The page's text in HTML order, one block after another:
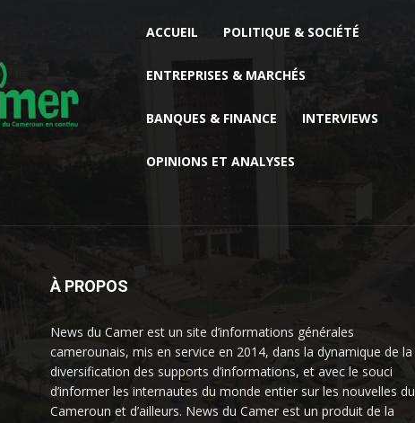
ACCUEIL POLITIQUE & SOCIÉTÉ
ENTREPRISES & MARCHÉS
BANQUES & FINANCE INTERVIEWS
OPINIONS ET ANALYSES
À PROPOS
News du Camer est un site d’informations générales
camerounais, mis en service en 2014, dans la dynamique de la
diversification des supports d’informations, et avec le souci
d’informer les internautes du monde entier sur les nouvelles du
Cameroun et d’ailleurs. News du Camer est un produit de la